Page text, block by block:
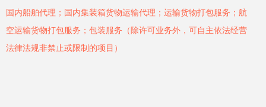
国内船舶代理；国内集装箱货物运输代理；运输货物打包服务；航
空运输货物打包服务；包装服务（除许可业务外，可自主依法经营
法律法规非禁止或限制的项目）